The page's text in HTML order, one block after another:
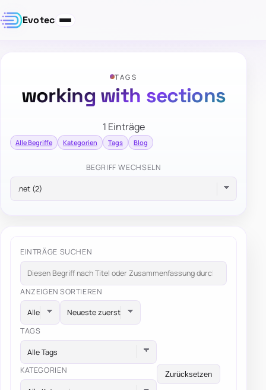
Evotec
TAGS
working with sections
1 Einträge
Alle Begriffe Kategorien Tags Blog
BEGRIFF WECHSELN
EINTRÄGE SUCHEN
ANZEIGEN SORTIEREN
TAGS
Alle Tags
KATEGORIEN
Zurücksetzen